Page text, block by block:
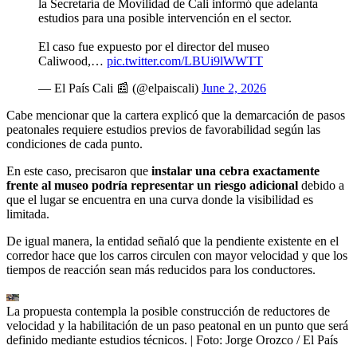
la Secretaría de Movilidad de Cali informó que adelanta
estudios para una posible intervención en el sector.
El caso fue expuesto por el director del museo
Caliwood,… pic.twitter.com/LBUi9lWWTT
— El País Cali 📰 (@elpaiscali) June 2, 2026
Cabe mencionar que la cartera explicó que la demarcación de pasos
peatonales requiere estudios previos de favorabilidad según las
condiciones de cada punto.
En este caso, precisaron que instalar una cebra exactamente
frente al museo podría representar un riesgo adicional debido a
que el lugar se encuentra en una curva donde la visibilidad es
limitada.
De igual manera, la entidad señaló que la pendiente existente en el
corredor hace que los carros circulen con mayor velocidad y que los
tiempos de reacción sean más reducidos para los conductores.
La propuesta contempla la posible construcción de reductores de
velocidad y la habilitación de un paso peatonal en un punto que será
definido mediante estudios técnicos. | Foto: Jorge Orozco / El País